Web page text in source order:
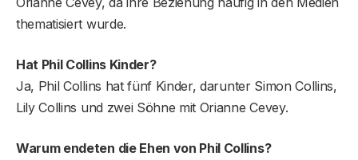
thematisiert wurde.
Hat Phil Collins Kinder?
Ja, Phil Collins hat fünf Kinder, darunter Simon Collins,
Lily Collins und zwei Söhne mit Orianne Cevey.
Warum endeten die Ehen von Phil Collins?